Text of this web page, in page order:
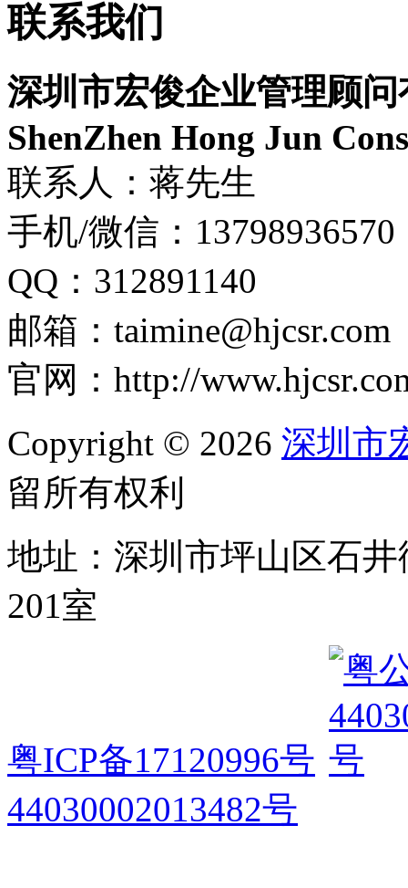
联系我们
深圳市宏俊企业管理顾
ShenZhen Hong Jun
联系人：蒋先生
手机/微信：13798936570
QQ：312891140
邮箱：taimine@hjcsr.com
官网：http://
Copyright © 2026 深圳市
留所有权利
地址：深圳市坪山区石
201室
粤ICP备17120996号
44030002013482号